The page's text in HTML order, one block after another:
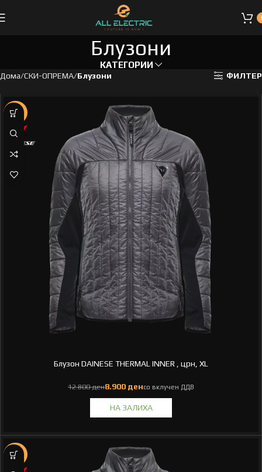
Блузони
КАТЕГОРИИ
Дома СКИ-ОПРЕМА Блузони ФИЛТЕР
-30%
Блузон DAINESE THERMAL INNER , црн, XL
ден ден
-30%